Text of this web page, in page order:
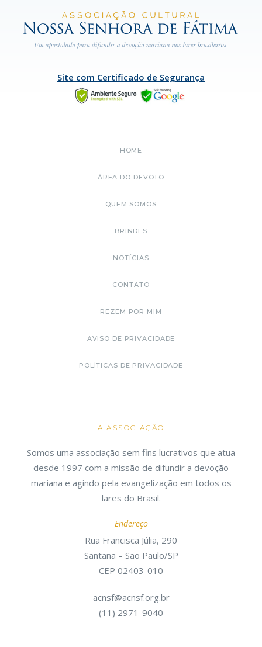
Site com Certificado de Segurança
HOME
ÁREA DO DEVOTO
QUEM SOMOS
BRINDES
NOTÍCIAS
CONTATO
REZEM POR MIM
AVISO DE PRIVACIDADE
POLÍTICAS DE PRIVACIDADE
A ASSOCIAÇÃO
Somos uma associação sem fins lucrativos que atua
desde 1997 com a missão de difundir a devoção
mariana e agindo pela evangelização em todos os
lares do Brasil.
Endereço
Rua Francisca Júlia, 290
Santana – São Paulo/SP
CEP 02403-010
acnsf@acnsf.org.br
(11) 2971-9040